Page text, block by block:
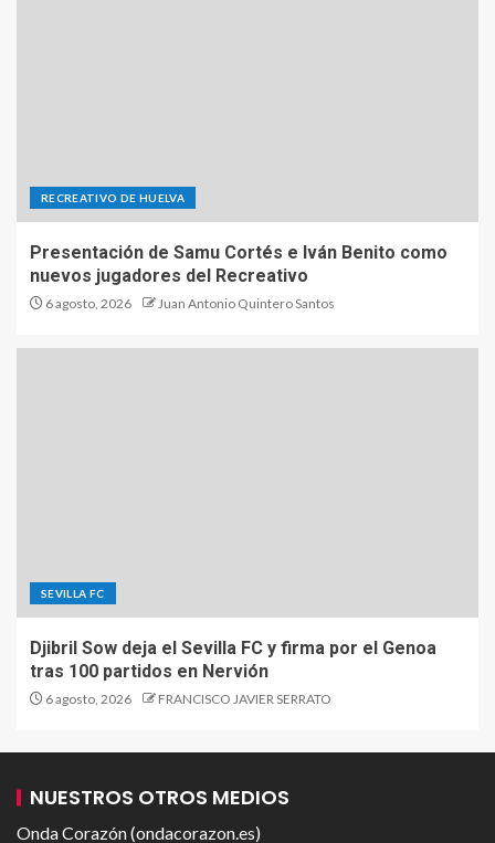
RECREATIVO DE HUELVA
Presentación de Samu Cortés e Iván Benito como
nuevos jugadores del Recreativo
6 agosto, 2026 Juan Antonio Quintero Santos
SEVILLA FC
Djibril Sow deja el Sevilla FC y firma por el Genoa
tras 100 partidos en Nervión
6 agosto, 2026 FRANCISCO JAVIER SERRATO
NUESTROS OTROS MEDIOS
Onda Corazón (ondacorazon.es)